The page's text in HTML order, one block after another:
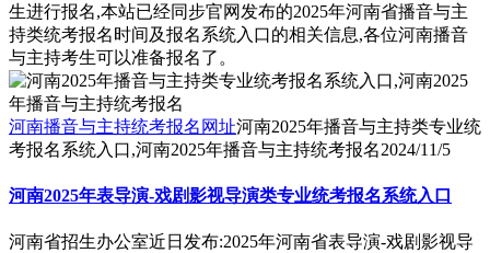
生进行报名,本站已经同步官网发布的2025年河南省播音与主
持类统考报名时间及报名系统入口的相关信息,各位河南播音
与主持考生可以准备报名了。
河南播音与主持统考报名网址河南2025年播音与主持类专业统
考报名系统入口,河南2025年播音与主持统考报名2024/11/5
河南2025年表导演-戏剧影视导演类专业统考报名系统入口
河南省招生办公室近日发布:2025年河南省表导演-戏剧影视导